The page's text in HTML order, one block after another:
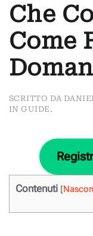
Che
Come
SCRITTO DA
INGUIDE .
Contenuti [